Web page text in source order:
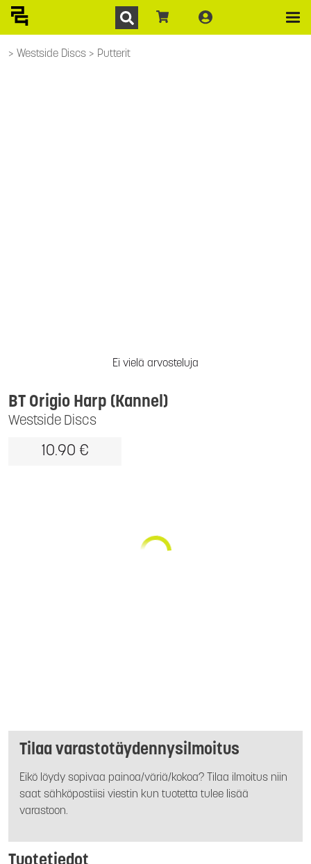
Westside Discs Putterit
Ei vielä arvosteluja
Westside Discs
BT Origio Harp (Kannel)
10.90 €
Tilaa varastotäydennysilmoitus
Eikö löydy sopivaa painoa/väriä/kokoa? Tilaa ilmoitus niin
saat sähköpostiisi viestin kun tuotetta tulee lisää
varastoon.